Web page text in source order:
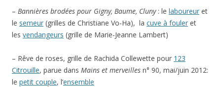
– Bannières brodées pour Gigny, Baume, Cluny : le laboureur et
le semeur (grilles de Christiane Vo-Ha), la cuve à fouler et
les vendangeurs (grille de Marie-Jeanne Lambert)
– Rêve de roses, grille de Rachida Collewette pour 123
Citrouille, parue dans Mains et merveilles n° 90, mai/juin 2012:
le petit couple, l’ensemble